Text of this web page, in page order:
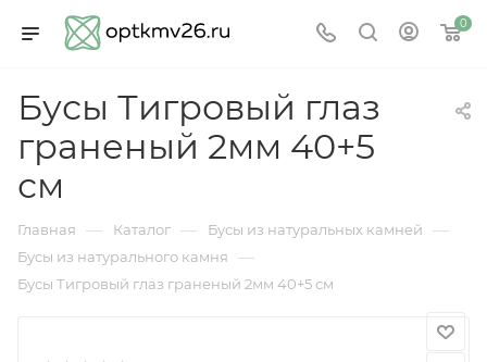
0
Бусы Тигровый глаз
граненый 2мм 40+5
см
Главная — Каталог — Бусы из натуральных камней —
Бусы из натурального камня —
Бусы Тигровый глаз граненый 2мм 40+5 см